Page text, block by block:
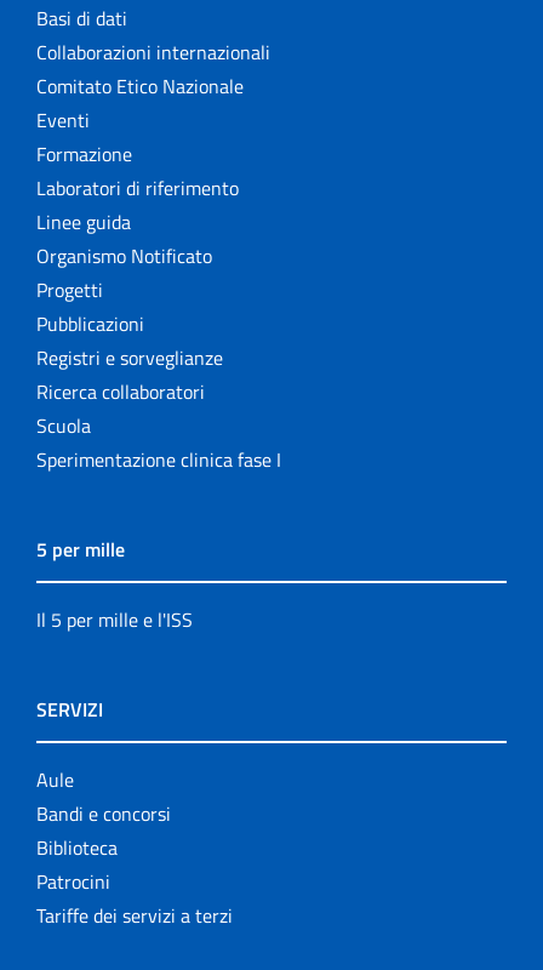
Basi di dati
Collaborazioni internazionali
Comitato Etico Nazionale
Eventi
Formazione
Laboratori di riferimento
Linee guida
Organismo Notificato
Progetti
Pubblicazioni
Registri e sorveglianze
Ricerca collaboratori
Scuola
Sperimentazione clinica fase I
5 per mille
Il 5 per mille e l'ISS
SERVIZI
Aule
Bandi e concorsi
Biblioteca
Patrocini
Tariffe dei servizi a terzi